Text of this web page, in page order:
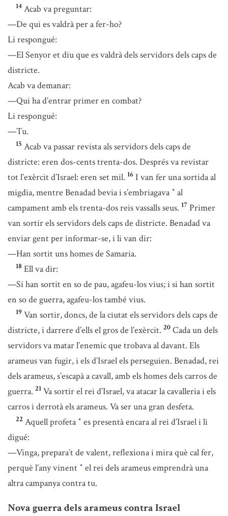
14 Acab va preguntar:
—De qui es valdrà per a fer-ho?
Li respongué:
—El Senyor et diu que es valdrà dels servidors dels caps de
districte.
Acab va demanar:
—Qui ha d’entrar primer en combat?
Li respongué:
—Tu.
15 Acab va passar revista als servidors dels caps de
districte: eren dos-cents trenta-dos. Després va revistar
tot l’exèrcit d’Israel: eren set mil. 16 I van fer una sortida al
migdia, mentre Benadad bevia i s’embriagava * al
campament amb els trenta-dos reis vassalls seus. 17 Primer
van sortir els servidors dels caps de districte. Benadad va
enviar gent per informar-se, i li van dir:
—Han sortit uns homes de Samaria.
18 Ell va dir:
—Si han sortit en so de pau, agafeu-los vius; i si han sortit
en so de guerra, agafeu-los també vius.
19 Van sortir, doncs, de la ciutat els servidors dels caps de
districte, i darrere d’ells el gros de l’exèrcit. 20 Cada un dels
servidors va matar l’enemic que trobava al davant. Els
arameus van fugir, i els d’Israel els perseguien. Benadad, rei
dels arameus, s’escapà a cavall, amb els homes dels carros de
guerra. 21 Va sortir el rei d’Israel, va atacar la cavalleria i els
carros i derrotà els arameus. Va ser una gran desfeta.
22 Aquell profeta * es presentà encara al rei d’Israel i li
digué:
—Vinga, prepara’t de valent, reflexiona i mira què cal fer,
perquè l’any vinent * el rei dels arameus emprendrà una
altra campanya contra tu.
Nova guerra dels arameus contra Israel